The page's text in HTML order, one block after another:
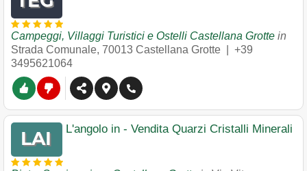
Campeggi, Villaggi Turistici e Ostelli Castellana Grotte in
Strada Comunale, 70013 Castellana Grotte
+39
3495621064
L'angolo in - Vendita Quarzi Cristalli Minerali